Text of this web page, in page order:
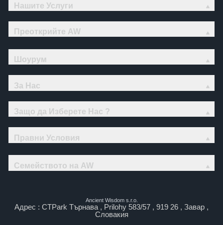
Нашите Услуги
Преоткрийте AW
Шоурум
За Нас
Защо да Изберете Нас ?
Правни Условия
Семейството на AW
Ancient Wisdom s.r.o.
Адрес : CTPark Търнава , Prilohy 583/57 , 919 26 , Завар ,
Словакия